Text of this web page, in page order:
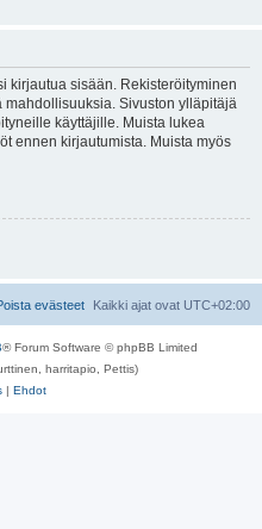
kirjautua sisään. Rekisteröityminen
Sivuston ylläpitäjä
käyttäjille. Muista lukea
ennen kirjautumista. Muista myös
Kaikki ajat ovat UTC+02:00
evästeet
® Forum Software © phpBB Limited
harritapio, Pettis)
| Ehdot